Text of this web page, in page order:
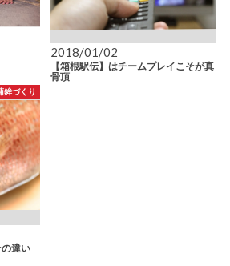
2018/01/02
【箱根駅伝】はチームプレイこそが真
骨頂
鉾づくり
違い